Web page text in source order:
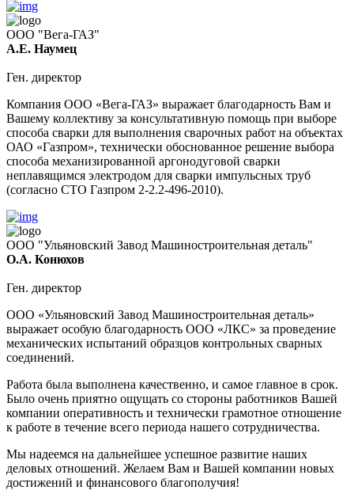
ООО "Вега-ГАЗ"
А.Е. Наумец
Ген. директор
Компания ООО «Вега-ГАЗ» выражает благодарность Вам и
Вашему коллективу за консультативную помощь при выборе
способа сварки для выполнения сварочных работ на объектах
ОАО «Газпром», технически обоснованное решение выбора
способа механизированной аргонодуговой сварки
неплавящимся электродом для сварки импульсных труб
(согласно СТО Газпром 2-2.2-496-2010).
ООО "Ульяновский Завод Машиностроительная деталь"
О.А. Конюхов
Ген. директор
ООО «Ульяновский Завод Машиностроительная деталь»
выражает особую благодарность ООО «ЛКС» за проведение
механических испытаний образцов контрольных сварных
соединений.
Работа была выполнена качественно, и самое главное в срок.
Было очень приятно ощущать со стороны работников Вашей
компании оперативность и технически грамотное отношение
к работе в течение всего периода нашего сотрудничества.
Мы надеемся на дальнейшее успешное развитие наших
деловых отношений. Желаем Вам и Вашей компании новых
достижений и финансового благополучия!